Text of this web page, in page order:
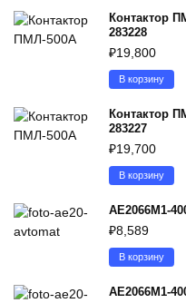
Контактор
283228
₽19,800
В корзину
Контактор
283227
₽19,700
В корзину
АЕ2066М1-
₽8,589
В корзину
АЕ2066М1-